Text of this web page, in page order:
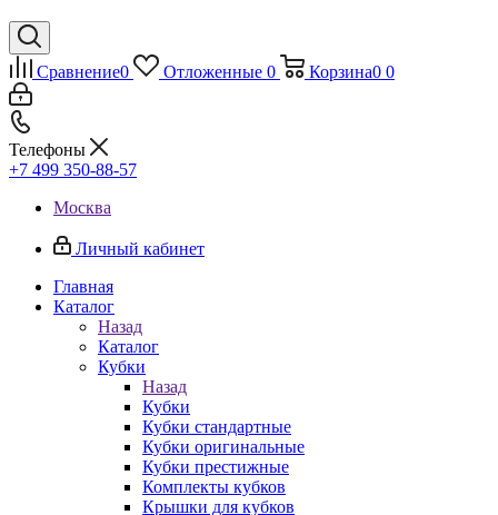
Сравнение0 Отложенные 0 Корзина0 0
Телефоны
+7 499 350-88-57
Москва
Личный кабинет
Главная
Каталог
Назад
Каталог
Кубки
Назад
Кубки
Кубки стандартные
Кубки оригинальные
Кубки престижные
Комплекты кубков
Крышки для кубков